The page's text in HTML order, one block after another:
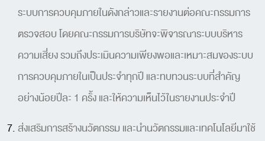
ระบบการควบคุมภายในดังกล่าวและรายงานต่อคณะกรรมการ
ตรวจสอบ โดยคณะกรรมการบริษัทจะพิจารณาระบบบริหาร
ความเสี่ยง รวมถึงประเมินความเพียงพอและเหมาะสมของระบบ
การควบคุมภายในเป็นประจำทุกปี และทบทวนระบบที่สำคัญ
อย่างน้อยปีละ 1 ครั้ง และให้ความเห็นไว้ในรายงานประจำปี
ส่งเสริมการสร้างนวัตกรรม และนำนวัตกรรมและเทคโนโลยีมาใช้